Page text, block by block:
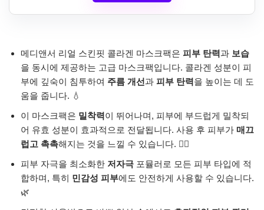
메디앤서 리얼 스킨핏 콜라겐 마스크팩은 피부 탄력과 보습
을 동시에 제공하는 고급 마스크팩입니다. 콜라겐 성분이 피
부에 깊숙이 침투하여 주름 개선과 피부 탄력을 높이는 데 도
움을 줍니다. 💧
이 마스크팩은 밀착력이 뛰어나며, 피부에 부드럽게 밀착되
어 유효 성분이 효과적으로 전달됩니다. 사용 후 피부가 매끄
럽고 촉촉해지는 것을 느낄 수 있습니다. 🧖‍♀️
피부 자극을 최소화한 저자극 포뮬러로 모든 피부 타입에 적
합하며, 특히 민감성 피부에도 안전하게 사용할 수 있습니다.
🌿